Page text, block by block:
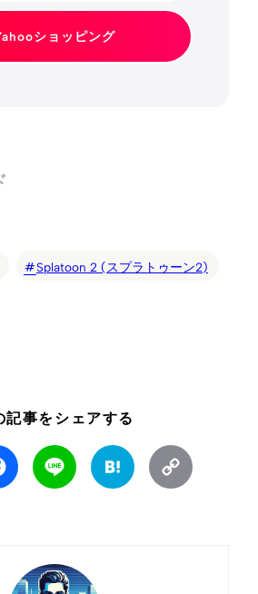
ショッピング
Splatoon 2 (スプラトゥーン2)
記事をシェアする
Facebook Line Hatena